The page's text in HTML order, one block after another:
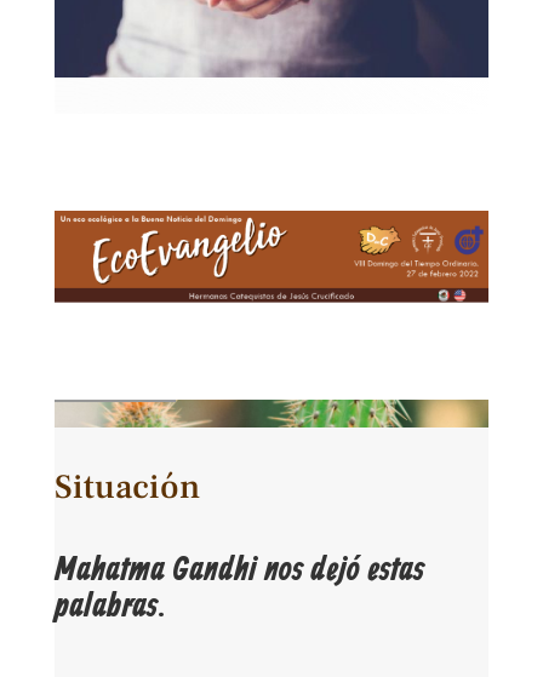
Situación
Mahatma Gandhi nos dejó estas
palabras.